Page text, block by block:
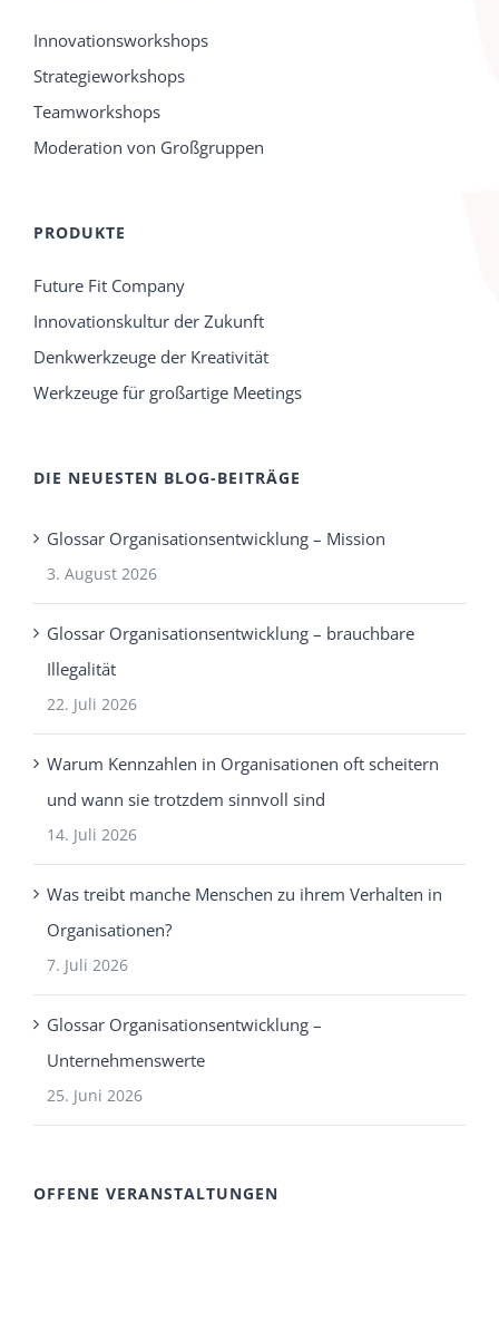
Innovationsworkshops
Strategieworkshops
Teamworkshops
Moderation von Großgruppen
PRODUKTE
Future Fit Company
Innovationskultur der Zukunft
Denkwerkzeuge der Kreativität
Werkzeuge für großartige Meetings
DIE NEUESTEN BLOG-BEITRÄGE
Glossar Organisationsentwicklung – Mission
3. August 2026
Glossar Organisationsentwicklung – brauchbare
Illegalität
22. Juli 2026
Warum Kennzahlen in Organisationen oft scheitern
und wann sie trotzdem sinnvoll sind
14. Juli 2026
Was treibt manche Menschen zu ihrem Verhalten in
Organisationen?
7. Juli 2026
Glossar Organisationsentwicklung –
Unternehmenswerte
25. Juni 2026
OFFENE VERANSTALTUNGEN